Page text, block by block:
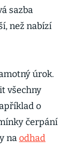
sazba
než nabízí
úrok.
všechny
o
čerpání
naodhad